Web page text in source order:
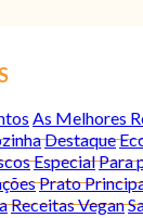
As Melhores
Destaque
EspecialPara
Prato
Receitas Vegan